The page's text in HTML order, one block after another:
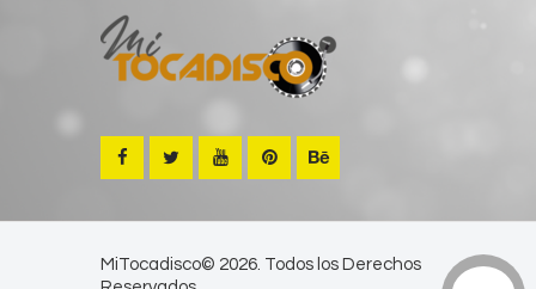
MiTocadisco© 2026. Todos los Derechos